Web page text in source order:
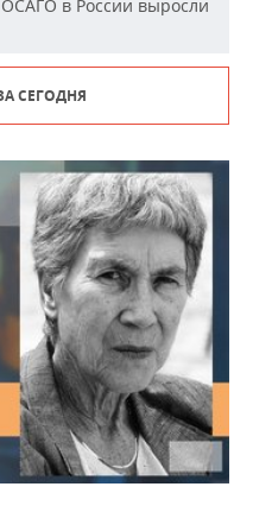
в России выросли
СЕГОДНЯ